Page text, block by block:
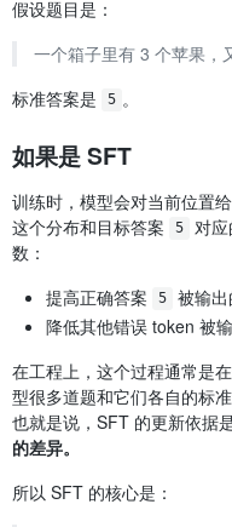
假设题目是：
一个箱子里有 3 个苹果，
标准答案是
5 。
如果是 SFT
训练时，模型会对当前位置
这个分布和目标答案
5
对
数：
提高正确答案
5
被输
降低其他错误 token 被
在工程上，这个过程通常是
型很多道题和它们各自的标
也就是说，SFT 的更新依据
的差异。
所以 SFT 的核心是：